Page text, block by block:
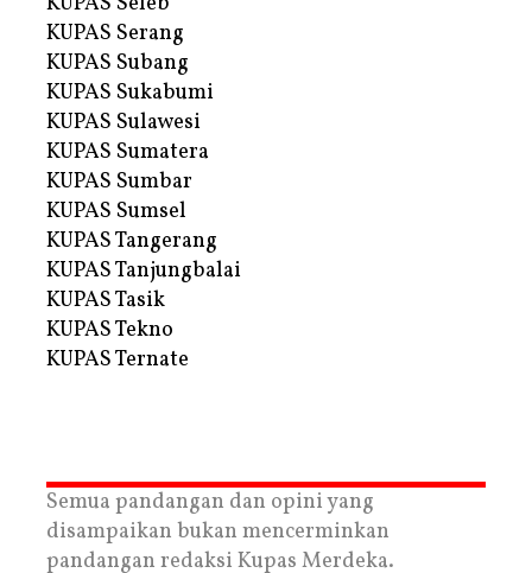
KUPAS Serang
KUPAS Subang
KUPAS Sukabumi
KUPAS Sulawesi
KUPAS Sumatera
KUPAS Sumbar
KUPAS Sumsel
KUPAS Tangerang
KUPAS Tanjungbalai
KUPAS Tasik
KUPAS Tekno
KUPAS Ternate
Semua pandangan dan opini yang
disampaikan bukan mencerminkan
pandangan redaksi Kupas Merdeka.